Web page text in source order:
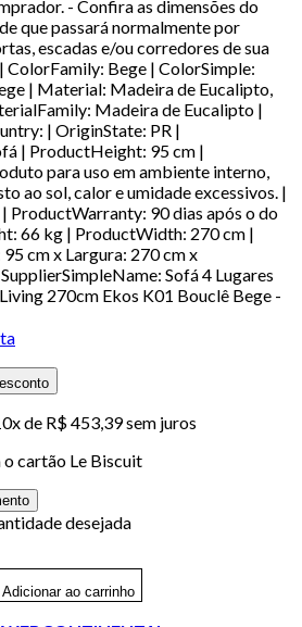
- Confira as dimensões do
que passará normalmente por
escadas e/ou corredores de sua
ColorFamily: Bege | ColorSimple:
| Material: Madeira de Eucalipto,
Madeira de Eucalipto |
| OriginState: PR |
| ProductHeight: 95 cm |
para uso em ambiente interno,
ao sol, calor e umidade excessivos. |
ProductWarranty: 90 dias após o do
66 kg | ProductWidth: 270 cm |
cm x Largura: 270 cm x
Sofá 4 Lugares
270cm Ekos K01 Bouclê Bege -
de R$ 453,39 sem juros
o cartão Le Biscuit
desejada
Adicionar ao carrinho